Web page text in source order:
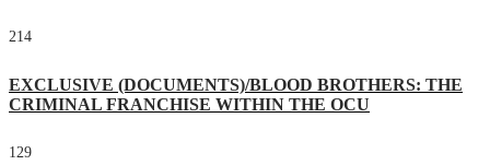
214
EXCLUSIVE (DOCUMENTS)/BLOOD BROTHERS: THE
CRIMINAL FRANCHISE WITHIN THE OCU
129